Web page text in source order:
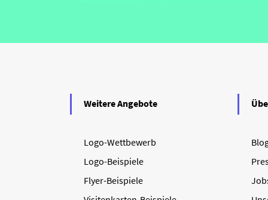
Weitere Angebote
Logo-Wettbewerb
Logo-Beispiele
Flyer-Beispiele